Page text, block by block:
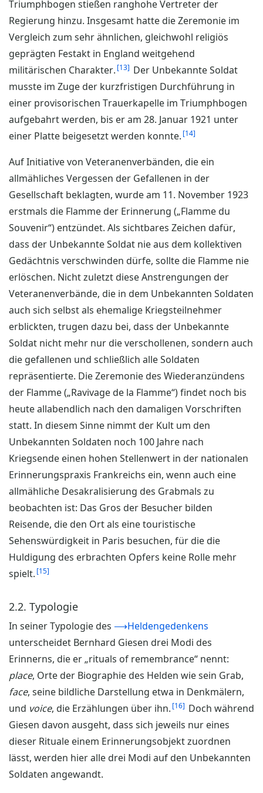
Triumphbogen stießen ranghohe Vertreter der
Regierung hinzu. Insgesamt hatte die Zeremonie im
Vergleich zum sehr ähnlichen, gleichwohl religiös
geprägten Festakt in England weitgehend
militärischen Charakter. 13
Der Unbekannte Soldat
musste im Zuge der kurzfristigen Durchführung in
einer provisorischen Trauerkapelle im Triumphbogen
aufgebahrt werden, bis er am 28. Januar 1921 unter
einer Platte beigesetzt werden konnte. 14
Auf Initiative von Veteranenverbänden, die ein
allmähliches Vergessen der Gefallenen in der
Gesellschaft beklagten, wurde am 11. November 1923
erstmals die Flamme der Erinnerung („Flamme du
Souvenir“) entzündet. Als sichtbares Zeichen dafür,
dass der Unbekannte Soldat nie aus dem kollektiven
Gedächtnis verschwinden dürfe, sollte die Flamme nie
erlöschen. Nicht zuletzt diese Anstrengungen der
Veteranenverbände, die in dem Unbekannten Soldaten
auch sich selbst als ehemalige Kriegsteilnehmer
erblickten, trugen dazu bei, dass der Unbekannte
Soldat nicht mehr nur die verschollenen, sondern auch
die gefallenen und schließlich alle Soldaten
repräsentierte. Die Zeremonie des Wiederanzündens
der Flamme („Ravivage de la Flamme“) findet noch bis
heute allabendlich nach den damaligen Vorschriften
statt. In diesem Sinne nimmt der Kult um den
Unbekannten Soldaten noch 100 Jahre nach
Kriegsende einen hohen Stellenwert in der nationalen
Erinnerungspraxis Frankreichs ein, wenn auch eine
allmähliche Desakralisierung des Grabmals zu
beobachten ist: Das Gros der Besucher bilden
Reisende, die den Ort als eine touristische
Sehenswürdigkeit in Paris besuchen, für die die
Huldigung des erbrachten Opfers keine Rolle mehr
spielt. 15
2.2. Typologie
In seiner Typologie des ⟶Heldengedenkens
unterscheidet Bernhard Giesen drei Modi des
Erinnerns, die er „rituals of remembrance“ nennt:
place, Orte der Biographie des Helden wie sein Grab,
face, seine bildliche Darstellung etwa in Denkmälern,
und voice, die Erzählungen über ihn. 16
Doch während
Giesen davon ausgeht, dass sich jeweils nur eines
dieser Rituale einem Erinnerungsobjekt zuordnen
lässt, werden hier alle drei Modi auf den Unbekannten
Soldaten angewandt.